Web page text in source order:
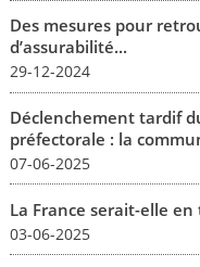
Des mesures pour
d’assurabilité...
29-12-2024
Déclenchement tardif
préfectorale : la
07-06-2025
La France serait-elle
03-06-2025